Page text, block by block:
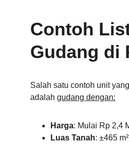
Contoh
Gudang di
Salah satu contoh unit
adalah gudang dengan:
Harga: Mulai Rp 2,4
Luas Tanah: ±465 m²